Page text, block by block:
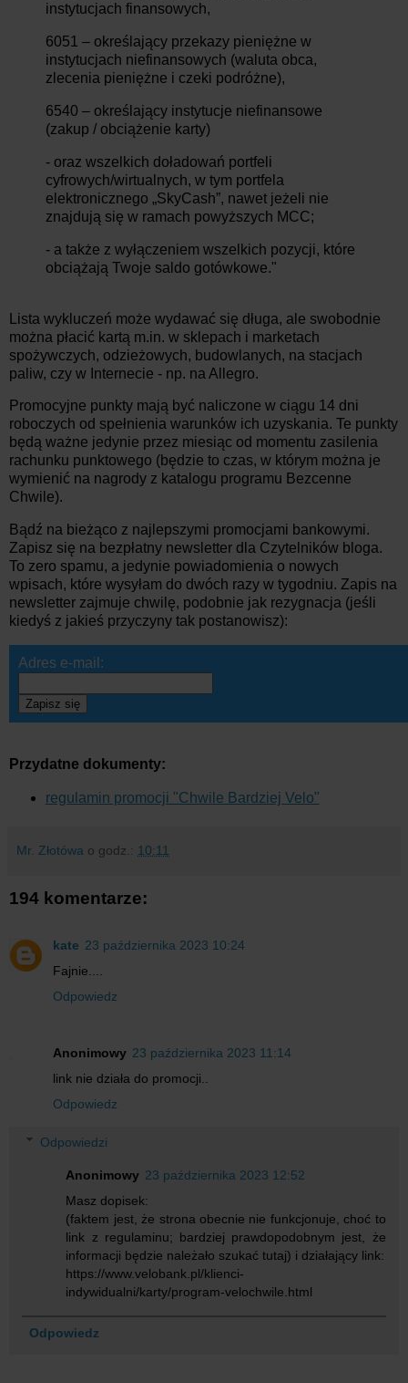
instytucjach finansowych,
6051 – określający przekazy pieniężne w
instytucjach niefinansowych (waluta obca,
zlecenia pieniężne i czeki podróżne),
6540 – określający instytucje niefinansowe
(zakup / obciążenie karty)
- oraz wszelkich doładowań portfeli
cyfrowych/wirtualnych, w tym portfela
elektronicznego „SkyCash”, nawet jeżeli nie
znajdują się w ramach powyższych MCC;
- a także z wyłączeniem wszelkich pozycji, które
obciążają Twoje saldo gotówkowe."
Lista wykluczeń może wydawać się długa, ale swobodnie
można płacić kartą m.in. w sklepach i marketach
spożywczych, odzieżowych, budowlanych, na stacjach
paliw, czy w Internecie - np. na Allegro.
Promocyjne punkty mają być naliczone w ciągu 14 dni
roboczych od spełnienia warunków ich uzyskania. Te punkty
będą ważne jedynie przez miesiąc od momentu zasilenia
rachunku punktowego (będzie to czas, w którym można je
wymienić na nagrody z katalogu programu Bezcenne
Chwile).
Bądź na bieżąco z najlepszymi promocjami bankowymi.
Zapisz się na bezpłatny newsletter dla Czytelników bloga.
To zero spamu, a jedynie powiadomienia o nowych
wpisach, które wysyłam do dwóch razy w tygodniu. Zapis na
newsletter zajmuje chwilę, podobnie jak rezygnacja (jeśli
kiedyś z jakieś przyczyny tak postanowisz):
Adres e-mail:
Zapisz się
Przydatne dokumenty:
regulamin promocji "Chwile Bardziej Velo"
Mr. Złotówa o godz.: 10:11
194 komentarze:
kate 23 października 2023 10:24
Fajnie....
Odpowiedz
Anonimowy 23 października 2023 11:14
link nie działa do promocji..
Odpowiedz
Odpowiedzi
Anonimowy 23 października 2023 12:52
Masz dopisek:
(faktem jest, że strona obecnie nie funkcjonuje, choć to
link z regulaminu; bardziej prawdopodobnym jest, że
informacji będzie należało szukać tutaj) i działający link:
https://www.velobank.pl/klienci-
indywidualni/karty/program-velochwile.html
Odpowiedz